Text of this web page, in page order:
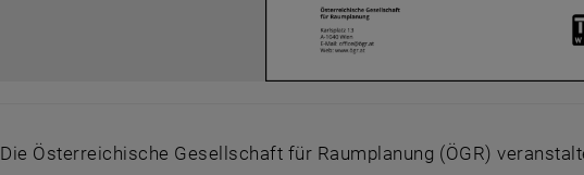
Die Österreichische Gesellschaft für Raumplanung (ÖGR)